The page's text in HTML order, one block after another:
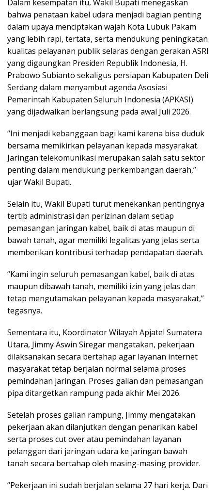
Dalam kesempatan itu, Wakil Bupati menegaskan
bahwa penataan kabel udara menjadi bagian penting
dalam upaya menciptakan wajah Kota Lubuk Pakam
yang lebih rapi, tertata, serta mendukung peningkatan
kualitas pelayanan publik selaras dengan gerakan ASRI
yang digaungkan Presiden Republik Indonesia, H.
Prabowo Subianto sekaligus persiapan Kabupaten Deli
Serdang dalam menyambut agenda Asosiasi
Pemerintah Kabupaten Seluruh Indonesia (APKASI)
yang dijadwalkan berlangsung pada awal Juli 2026.
“Ini menjadi kebanggaan bagi kami karena bisa duduk
bersama memikirkan pelayanan kepada masyarakat.
Jaringan telekomunikasi merupakan salah satu sektor
penting dalam mendukung perkembangan daerah,”
ujar Wakil Bupati.
Selain itu, Wakil Bupati turut menekankan pentingnya
tertib administrasi dan perizinan dalam setiap
pemasangan jaringan kabel, baik di atas maupun di
bawah tanah, agar memiliki legalitas yang jelas serta
memberikan kontribusi terhadap pendapatan daerah.
“Kami ingin seluruh pemasangan kabel, baik di atas
maupun dibawah tanah, memiliki izin yang jelas dan
tetap mengutamakan pelayanan kepada masyarakat,”
tegasnya.
Sementara itu, Koordinator Wilayah Apjatel Sumatera
Utara, Jimmy Aswin Siregar mengatakan, pekerjaan
dilaksanakan secara bertahap agar layanan internet
masyarakat tetap berjalan normal selama proses
pemindahan jaringan. Proses galian dan pemasangan
pipa ditargetkan rampung pada akhir Mei 2026.
Setelah proses galian rampung, Jimmy mengatakan
pekerjaan akan dilanjutkan dengan penarikan kabel
serta proses cut over atau pemindahan layanan
pelanggan dari jaringan udara ke jaringan bawah
tanah secara bertahap oleh masing-masing provider.
“Pekerjaan ini sudah berjalan selama 27 hari kerja. Dari